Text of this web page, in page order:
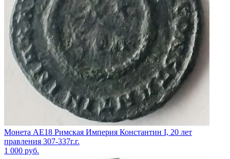
Монета АЕ18 Римская Империя Константин I, 20 лет
правления 307-337г.г.
1 000 руб.